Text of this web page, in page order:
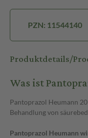
PZN: 11544140
Produktdetails/
Was ist
Pantoprazol Heumann
Behandlung von
Pantoprazol Heumann